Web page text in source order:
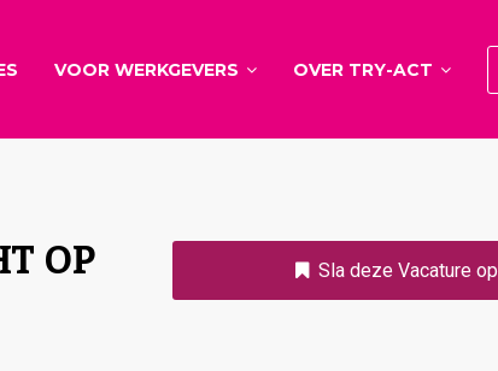
VOOR WERKGEVERS OVER TRY-ACT
OP Sla deze Vacature op